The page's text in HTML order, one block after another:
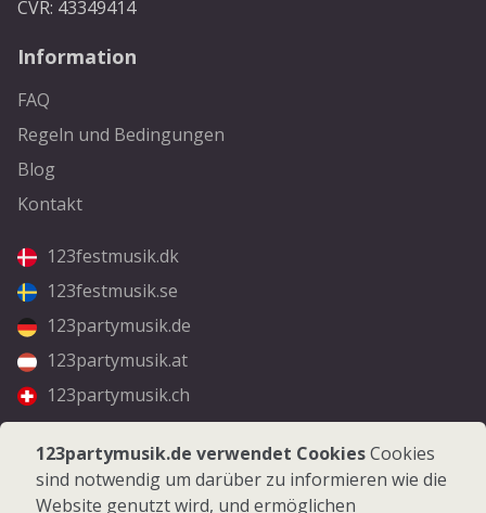
CVR: 43349414
Information
FAQ
Regeln und Bedingungen
Blog
Kontakt
123festmusik.dk
123festmusik.se
123partymusik.de
123partymusik.at
123partymusik.ch
Folgen Sie uns
Facebook
123partymusik.de verwendet CookiesCookies
sind notwendig um darüber zu informieren wie die
Website genutzt wird, und ermöglichen